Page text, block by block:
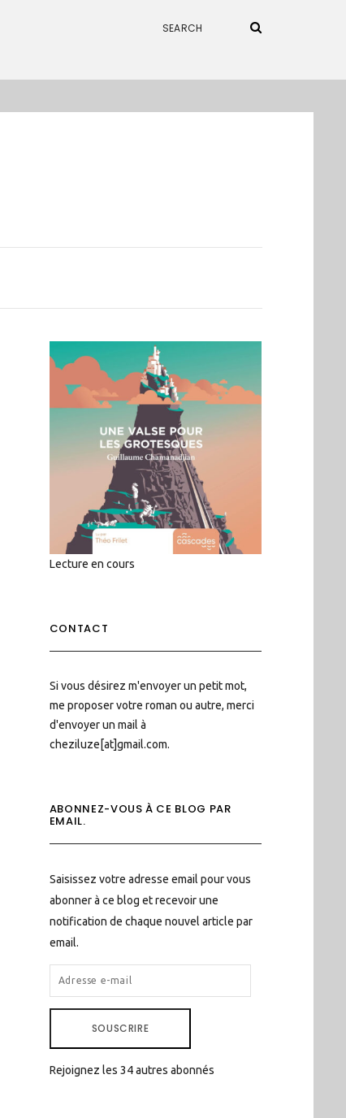
Lecture en cours
CONTACT
Si vous désirez m'envoyer un petit mot,
me proposer votre roman ou autre, merci
d'envoyer un mail à
cheziluze[at]gmail.com.
ABONNEZ-VOUS À CE BLOG PAR
EMAIL.
Saisissez votre adresse email pour vous
abonner à ce blog et recevoir une
notification de chaque nouvel article par
email.
ADRESSE
E-
SOUSCRIRE
Rejoignez les 34 autres abonnés